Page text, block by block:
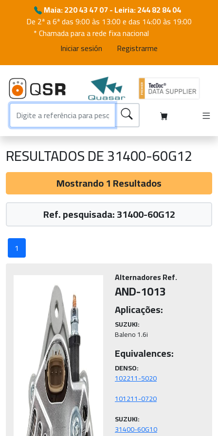
Maia: 220 43 47 07 - Leiria: 244 82 84 04
De 2ª a 6ª das 9:00 às 13:00 e das 14:00 às 19:00
* Chamada para a rede fixa nacional
Iniciar sesión
Registrarme
RESULTADOS DE 31400-60G12
Mostrando 1 Resultados
Ref. pesquisada: 31400-60G12
1
Alternadores Ref.
AND-1013
Aplicações:
SUZUKI:
Baleno 1.6i
Equivalences:
DENSO:
SUZUKI:
31400-60G10